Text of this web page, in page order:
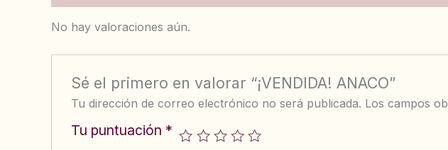
No hay valoraciones aún.
Sé el primero en valorar “¡VENDIDA! ANACO”
Tu dirección de correo electrónico no será publicada. Los campos
Tu puntuación *